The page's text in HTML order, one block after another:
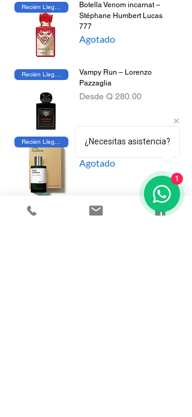
Recién Llegado
Botella Venom incarnat –
Stéphane Humbert Lucas
777
Agotado
Recién Llegado
Vampy Run – Lorenzo
Pazzaglia
Desde Q 280.00
Precio de oferta
Recién Llegado
Botella Oud Stallion –
Agotado
Aqua di Sale de Profumum
Roma
¿Necesitas asistencia?
1